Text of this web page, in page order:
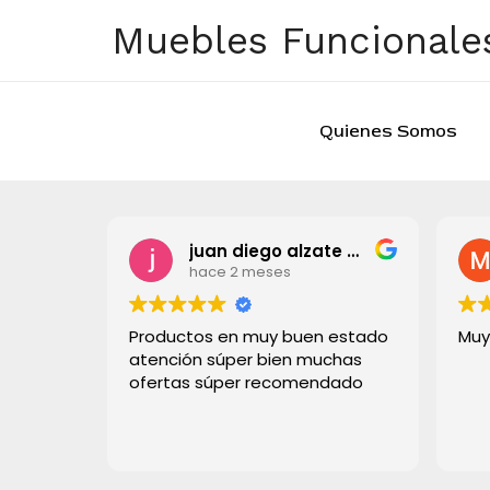
Muebles
Quienes Somos
juan diego alzate grisales
hace 2 meses
Productos en muy buen estado
atención súper bien muchas
ofertas súper recomendado